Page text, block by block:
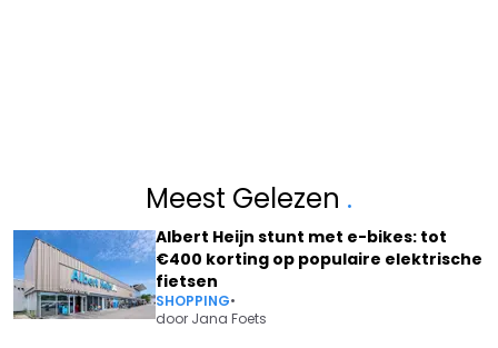
Meest Gelezen .
Albert Heijn stunt met e-bikes: tot
€400 korting op populaire elektrische
fietsen
SHOPPING•
door Jana Foets